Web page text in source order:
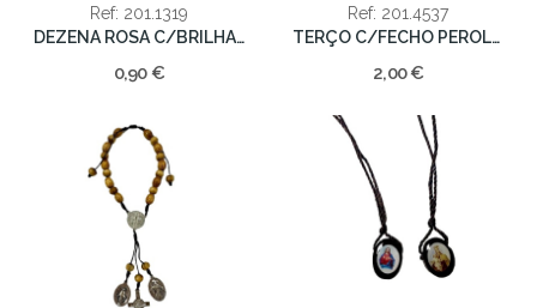
Ref: 201.1319
DEZENA ROSA C/BRILHANTES 10cm
0,90 €
Ref: 201.4537
TERÇO C/FECHO PEROLA C/CAIXA 1mm
2,00 €